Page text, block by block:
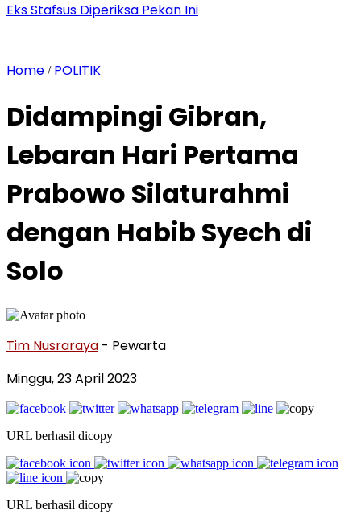
Eks Stafsus Diperiksa Pekan Ini
Home / POLITIK
Didampingi Gibran,
Lebaran Hari Pertama
Prabowo Silaturahmi
dengan Habib Syech di
Solo
Tim Nusraraya - Pewarta
Minggu, 23 April 2023
URL berhasil dicopy
URL berhasil dicopy